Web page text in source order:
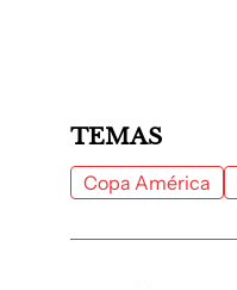
TEMAS
Copa América